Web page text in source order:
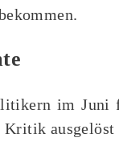
im Juni
Kritik ausgelöst